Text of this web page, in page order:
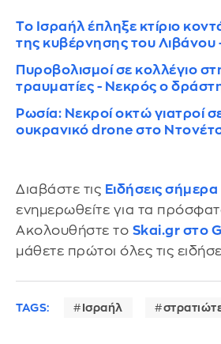
Το Ισραήλ έπληξε κτίριο
της κυβέρνησης του Λιβάνου -
Πυροβολισμοί σε κολλέγιο
τραυματίες - Νεκρός ο
Ρωσία: Νεκροί οκτώ γιατροί
ουκρανικό drone στο
Διαβάστε τις Ειδήσεις σήμερα
ενημερωθείτε για τα
Ακολουθήστε το Skai.gr στο
μάθετε πρώτοι όλες τις
TAGS: Ισραήλ